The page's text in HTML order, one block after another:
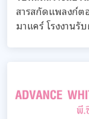
สารสกัดแพลงก์ต
มาแคร์ โรงงานรั